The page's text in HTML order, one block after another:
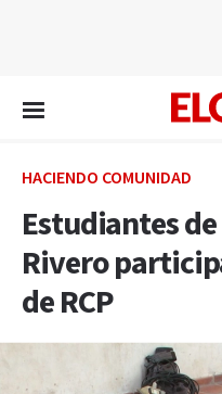
HACIENDO COMUNIDAD
Estudiantes
Rivero
de RCP